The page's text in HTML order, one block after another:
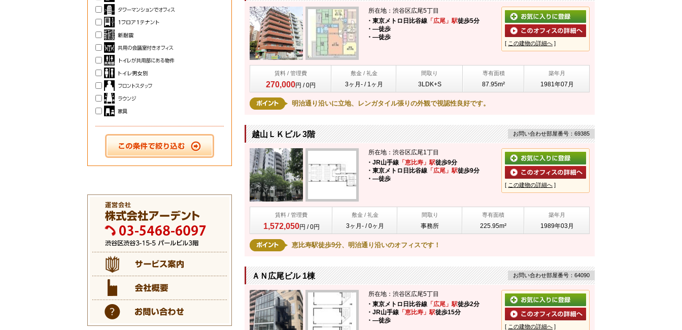
所在地：渋谷区広尾5丁目
・東京メトロ日比谷線 「広尾」駅徒歩5分
・―徒歩
・―徒歩
[ この建物の詳細へ ]
賃料 / 管理費 敷金 / 礼金 間取り 専有面積 築年月
270,000円 / 0円 3ヶ月- / 1ヶ月 3LDK+S 87.95m² 1981年07月
明治通り沿いに立地、レンガタイル張りの外観で視認性良好です。
越山ＬＫビル 3階 お問い合わせ部屋番号：69385
所在地：渋谷区広尾1丁目
・JR山手線 「恵比寿」駅徒歩9分
・東京メトロ日比谷線 「広尾」駅徒歩9分
・―徒歩
[ この建物の詳細へ ]
賃料 / 管理費 敷金 / 礼金 間取り 専有面積 築年月
1,572,050円 / 0円 3ヶ月- / 0ヶ月 事務所 225.95m² 1989年03月
恵比寿駅徒歩9分、明治通り沿いのオフィスです！
ＡＮ広尾ビル 1棟 お問い合わせ部屋番号：64090
所在地：渋谷区広尾5丁目
・東京メトロ日比谷線 「広尾」駅徒歩2分
・JR山手線 「恵比寿」駅徒歩15分
・―徒歩
[ この建物の詳細へ ]